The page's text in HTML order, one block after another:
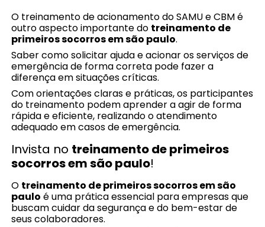
O treinamento de acionamento do SAMU e CBM é
outro aspecto importante do treinamento de
primeiros socorros em são paulo.
Saber como solicitar ajuda e acionar os serviços de
emergência de forma correta pode fazer a
diferença em situações críticas.
Com orientações claras e práticas, os participantes
do treinamento podem aprender a agir de forma
rápida e eficiente, realizando o atendimento
adequado em casos de emergência.
Invista no treinamento de primeiros
socorros em são paulo!
O treinamento de primeiros socorros em são
paulo é uma prática essencial para empresas que
buscam cuidar da segurança e do bem-estar de
seus colaboradores.